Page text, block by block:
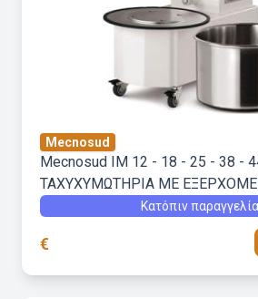
Mecnosud
Mecnosud IM 12 - 18 - 25 - 38 -
ΤΑΧΥΧΥΜΩΤΗΡΙΑ ΜΕ
Κατόπιν
€